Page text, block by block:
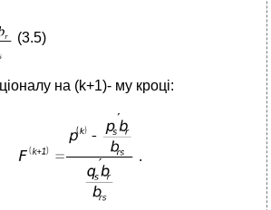
(3.5)
на (k+1)- му кроці:
.